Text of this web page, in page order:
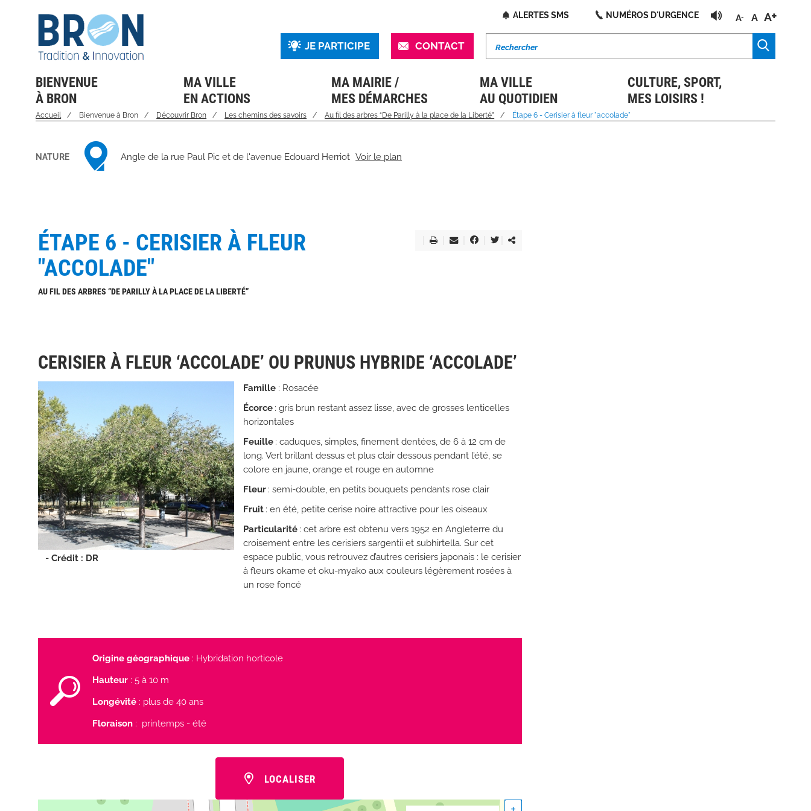
-
A A +
A
Accès
rapides
ALERTES SMS NUMÉROS D'URGENCE
CONTACT
JE PARTICIPE
BIENVENUE
À BRON
MA VILLE
EN ACTIONS
MA MAIRIE /
MES DÉMARCHES
MA VILLE
AU QUOTIDIEN
CULTURE, SPORT,
MES LOISIRS !
Accueil Bienvenue à Bron Découvrir Bron Les chemins des savoirs Au fil des arbres “De Parilly à la place de la Liberté” Étape 6 - Cerisier à fleur "accolade"
NATURE Angle de la rue Paul Pic et de l'avenue Edouard Herriot Voir le plan
ÉTAPE 6 - CERISIER À FLEUR
"ACCOLADE"
AU FIL DES ARBRES “DE PARILLY À LA PLACE DE LA LIBERTÉ”
CERISIER À FLEUR ‘ACCOLADE’ OU PRUNUS HYBRIDE ‘ACCOLADE’
Crédit : DR
Famille: Rosacée
Écorce : gris brun restant assez lisse, avec de grosses lenticelles
horizontales
Feuille : caduques, simples, finement dentées, de 6 à 12 cm de
long. Vert brillant dessus et plus clair dessous pendant l’été, se
colore en jaune, orange et rouge en automne
Fleur : semi-double, en petits bouquets pendants rose clair
Fruit : en été, petite cerise noire attractive pour les oiseaux
Particularité : cet arbre est obtenu vers 1952 en Angleterre du
croisement entre les cerisiers sargentii et subhirtella. Sur cet
espace public, vous retrouvez d’autres cerisiers japonais : le cerisier
à fleurs okame et oku-myako aux couleurs légèrement rosées à
un rose foncé
Origine géographique: Hybridation horticole
Hauteur : 5 à 10 m
Longévité : plus de 40 ans
Floraison : printemps - été
LOCALISER